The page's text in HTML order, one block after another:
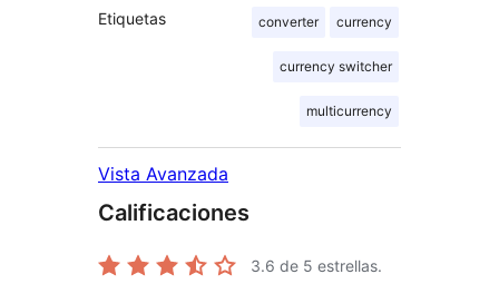
Etiquetas converter currency
currency switcher
multicurrency
Vista Avanzada
Calificaciones
3.6 de 5 estrellas.